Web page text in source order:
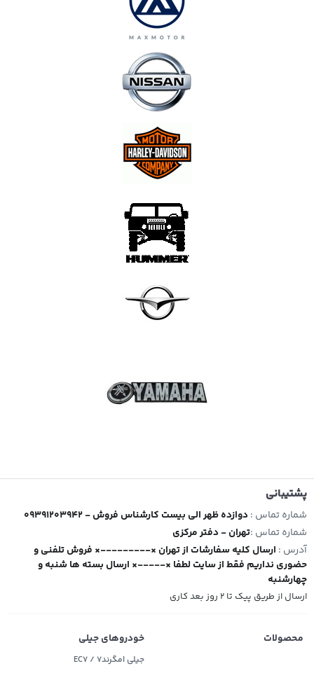
پشتیبانی
شماره تماس : 09391203942 - دوازده ظهر الی بیست کارشناس فروش
شماره تماس :تهران - دفتر مرکزی
آدرس : ارسال کلیه سفارشات از تهران ×---------× فروش تلفنی و
حضوری نداریم فقط از سایت لطفا ×-----× ارسال بسته ها شنبه و
چهارشنبه
ارسال از طریق پیک تا ۲ روز بعد کاری
محصولات خودروهای جیلی
جیلی امگرند۷ / EC7